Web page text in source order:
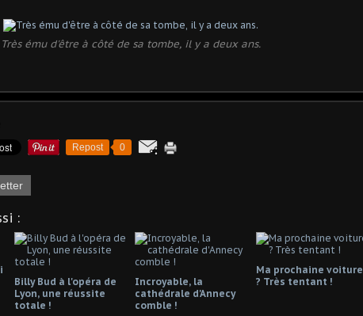
Très ému d'être à côté de sa tombe, il y a deux ans.
Repost 0
:
Billy Bud à l'opéra de
Lyon, une réussite
totale !
Incroyable, la
cathédrale d'Annecy
comble !
Ma prochaine voiture
? Très tentant !